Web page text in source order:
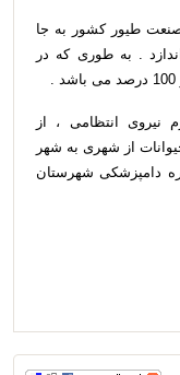
صنعت طیور کشور به جا
. به طوری که در
نیروی انتظامی ، از
از شهری به شهر
دامپزشکی شهرستان